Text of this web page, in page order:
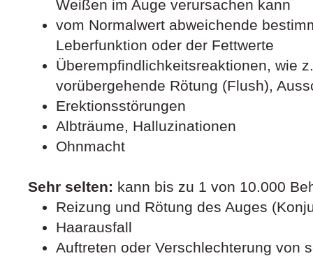
Weißen im Auge verursachen kann
vom Normalwert abweichende
Leberfunktion oder der Fettwerte
Überempfindlichkeitsreaktionen, wie
vorübergehende Rötung (Flush),
Erektionsstörungen
Albträume, Halluzinationen
Ohnmacht
Sehr selten: kann bis zu 1 von 10.000
Reizung und Rötung des Auges
Haarausfall
Auftreten oder Verschlechterung von